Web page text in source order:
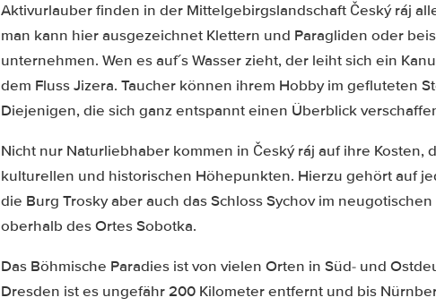
Aktivurlauber finden in der Mittelgebirgslandschaft Český ráj
man kann hier ausgezeichnet Klettern und Paragliden oder
unternehmen. Wen es auf´s Wasser zieht, der leiht sich ein
dem Fluss Jizera. Taucher können ihrem Hobby im gefluteten
Diejenigen, die sich ganz entspannt einen Überblick
Nicht nur Naturliebhaber kommen in Český ráj auf ihre Kosten,
kulturellen und historischen Höhepunkten. Hierzu gehört auf
die Burg Trosky aber auch das Schloss Sychov im
oberhalb des Ortes Sobotka.
Das Böhmische Paradies ist von vielen Orten in Süd- und
Dresden ist es ungefähr 200 Kilometer entfernt und bis